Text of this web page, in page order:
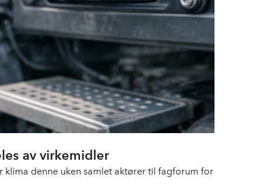
av virkemidler
denne uken samlet aktører til fagforum for